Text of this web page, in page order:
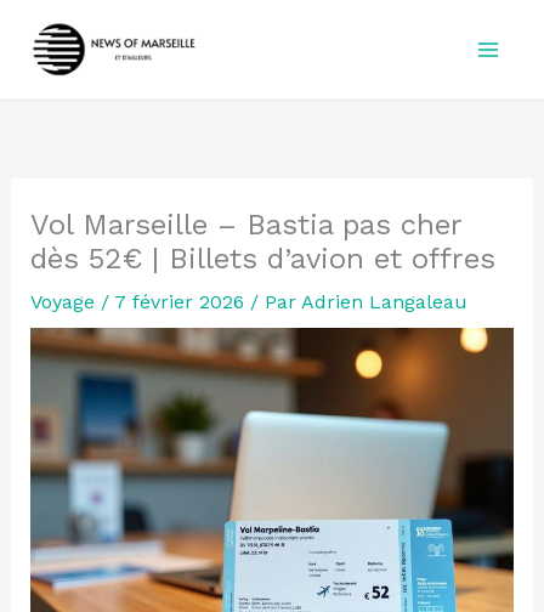
Vol Marseille – Bastia pas cher
dès 52€ | Billets d’avion et offres
Voyage / 7 février 2026 / Par Adrien Langaleau